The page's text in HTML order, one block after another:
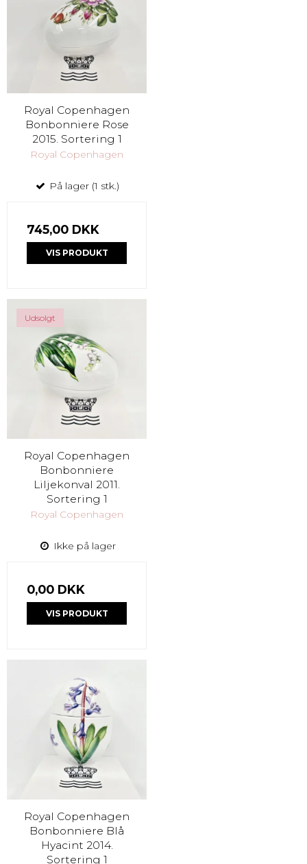
Royal Copenhagen
Bonbonniere Rose
2015. Sortering 1
Royal Copenhagen
På lager (1 stk.)
745,00 DKK
VIS PRODUKT
Udsolgt
Royal Copenhagen
Bonbonniere
Liljekonval 2011.
Sortering 1
Royal Copenhagen
Ikke på lager
0,00 DKK
VIS PRODUKT
Royal Copenhagen
Bonbonniere Blå
Hyacint 2014.
Sortering 1